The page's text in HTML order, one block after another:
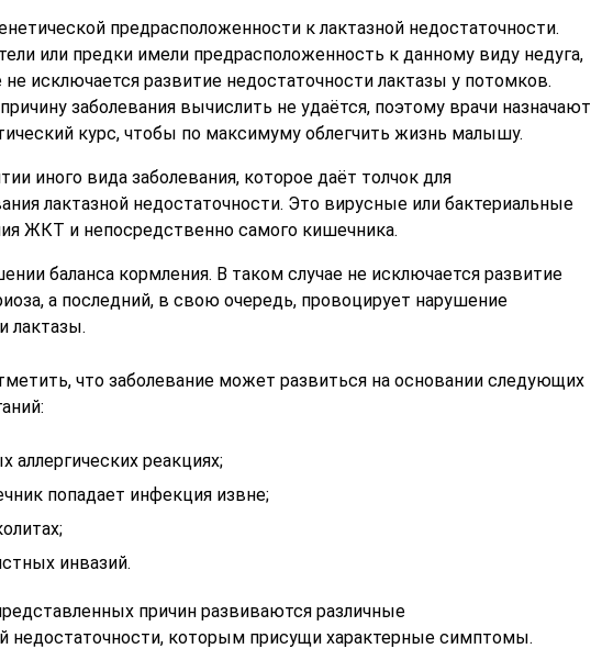
предрасположенности к лактазной недостаточности.
или предки имели предрасположенность к данному виду недуга,
не исключается развитие недостаточности лактазы у потомков.
заболевания вычислить не удаётся, поэтому врачи назначают
курс, чтобы по максимуму облегчить жизнь малышу.
иного вида заболевания, которое даёт толчок для
лактазной недостаточности. Это вирусные или бактериальные
ЖКТ и непосредственно самого кишечника.
баланса кормления. В таком случае не исключается развитие
а последний, в свою очередь, провоцирует нарушение
лактазы.
что заболевание может развиться на основании следующих
аллергических реакциях;
попадает инфекция извне;
инвазий.
причин развиваются различные
недостаточности, которым присущи характерные симптомы.